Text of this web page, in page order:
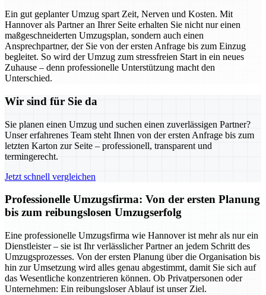
Ein gut geplanter Umzug spart Zeit, Nerven und Kosten. Mit
Hannover als Partner an Ihrer Seite erhalten Sie nicht nur einen
maßgeschneiderten Umzugsplan, sondern auch einen
Ansprechpartner, der Sie von der ersten Anfrage bis zum Einzug
begleitet. So wird der Umzug zum stressfreien Start in ein neues
Zuhause – denn professionelle Unterstützung macht den
Unterschied.
Wir sind für Sie da
Sie planen einen Umzug und suchen einen zuverlässigen Partner?
Unser erfahrenes Team steht Ihnen von der ersten Anfrage bis zum
letzten Karton zur Seite – professionell, transparent und
termingerecht.
Jetzt schnell vergleichen
Professionelle Umzugsfirma: Von der ersten Planung
bis zum reibungslosen Umzugserfolg
Eine professionelle Umzugsfirma wie Hannover ist mehr als nur ein
Dienstleister – sie ist Ihr verlässlicher Partner an jedem Schritt des
Umzugsprozesses. Von der ersten Planung über die Organisation bis
hin zur Umsetzung wird alles genau abgestimmt, damit Sie sich auf
das Wesentliche konzentrieren können. Ob Privatpersonen oder
Unternehmen: Ein reibungsloser Ablauf ist unser Ziel.